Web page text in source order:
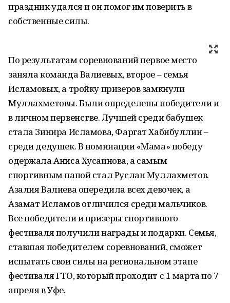
праздник удался и он помог им поверить в
собственные силы.
По результатам соревнований первое место
заняла команда Валиевых, второе – семья
Исламовых, а тройку призеров замкнули
Муллахметовы. Были определены победители и
в личном первенстве. Лучшей среди бабушек
стала Зинира Исламова, Фаргат Хабибуллин –
среди дедушек. В номинации «Мама» победу
одержала Аниса Хусаинова, а самым
спортивным папой стал Руслан Муллахметов.
Азалия Валиева опередила всех девочек, а
Азамат Исламов отличился среди мальчиков.
Все победители и призеры спортивного
фестиваля получили награды и подарки. Семья,
ставшая победителем соревнований, сможет
испытать свои силы на региональном этапе
фестиваля ГТО, который проходит с 1 марта по 7
апреля в Уфе.